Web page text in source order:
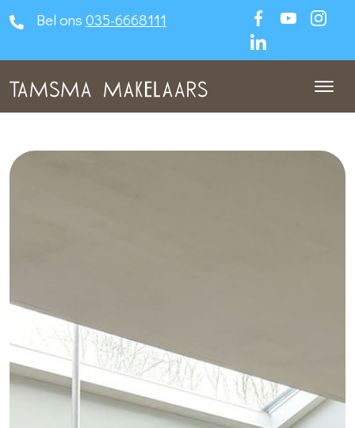
Bel ons 035-6668111